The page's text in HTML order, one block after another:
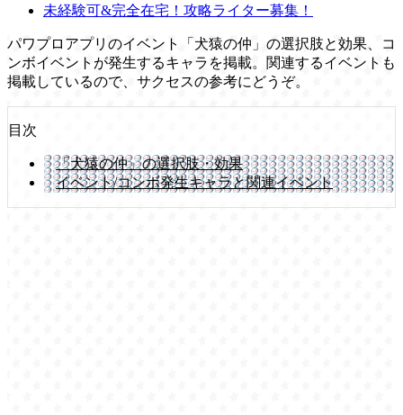
未経験可&完全在宅！攻略ライター募集！
パワプロアプリのイベント「犬猿の仲」の選択肢と効果、コ
ンボイベントが発生するキャラを掲載。関連するイベントも
掲載しているので、サクセスの参考にどうぞ。
目次
「犬猿の仲」の選択肢・効果
イベント/コンボ発生キャラと関連イベント